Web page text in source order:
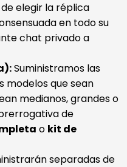
elegir la réplica
en todo su
chat privado a
Suministramos las
modelos que sean
medianos, grandes o
de
o kit de
separadas de